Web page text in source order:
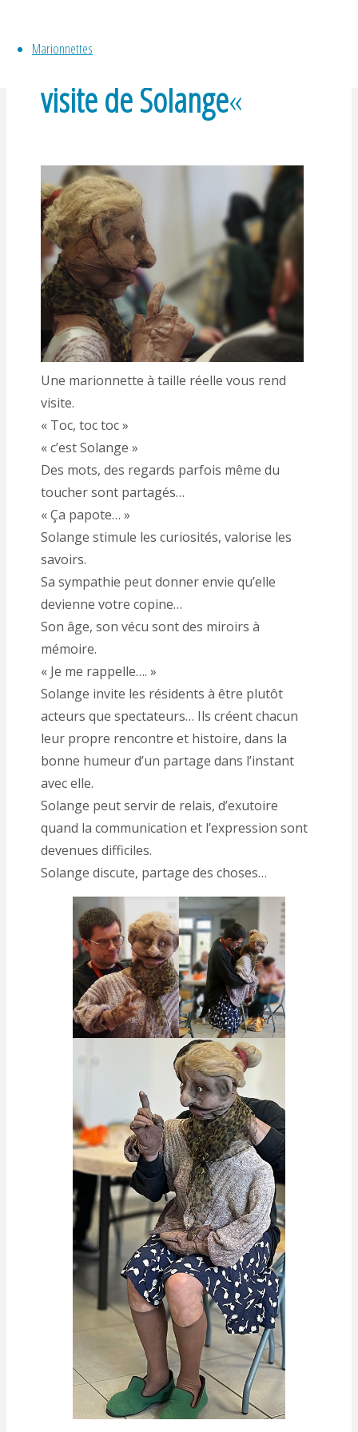
Marionnettes
déambulation « La p’tite
visite de Solange«
Une marionnette à taille réelle vous rend
visite.
« Toc, toc toc »
« c’est Solange »
Des mots, des regards parfois même du
toucher sont partagés…
« Ça papote… »
Solange stimule les curiosités, valorise les
savoirs.
Sa sympathie peut donner envie qu’elle
devienne votre copine…
Son âge, son vécu sont des miroirs à
mémoire.
« Je me rappelle…. »
Solange invite les résidents à être plutôt
acteurs que spectateurs… Ils créent chacun
leur propre rencontre et histoire, dans la
bonne humeur d’un partage dans l’instant
avec elle.
Solange peut servir de relais, d’exutoire
quand la communication et l’expression sont
devenues difficiles.
Solange discute, partage des choses…